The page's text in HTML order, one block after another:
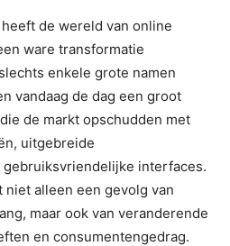
de wereld van online
ware transformatie
enkele grote namen
vandaag de dag een groot
de markt opschudden met
uitgebreide
interfaces.
alleen een gevolg van
maar ook van veranderende
en consumentengedrag.